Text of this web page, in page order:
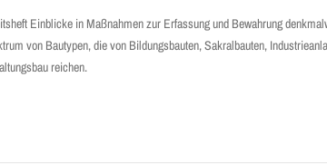
Einblicke in Maßnahmen zur Erfassung und Bewahrung
von Bautypen, die von Bildungsbauten, Sakralbauten,
reichen.